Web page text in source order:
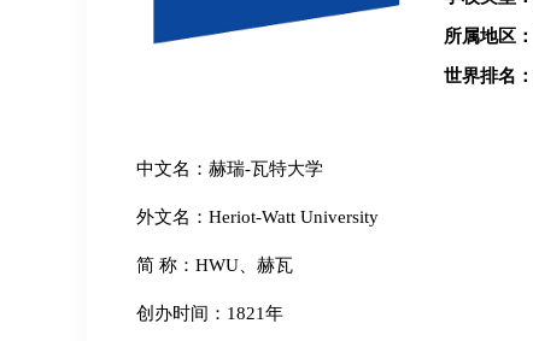
所属地区：
世界排名：
中文名：赫瑞-瓦特大学
外文名：Heriot-Watt University
简 称：HWU、赫瓦
创办时间：1821年